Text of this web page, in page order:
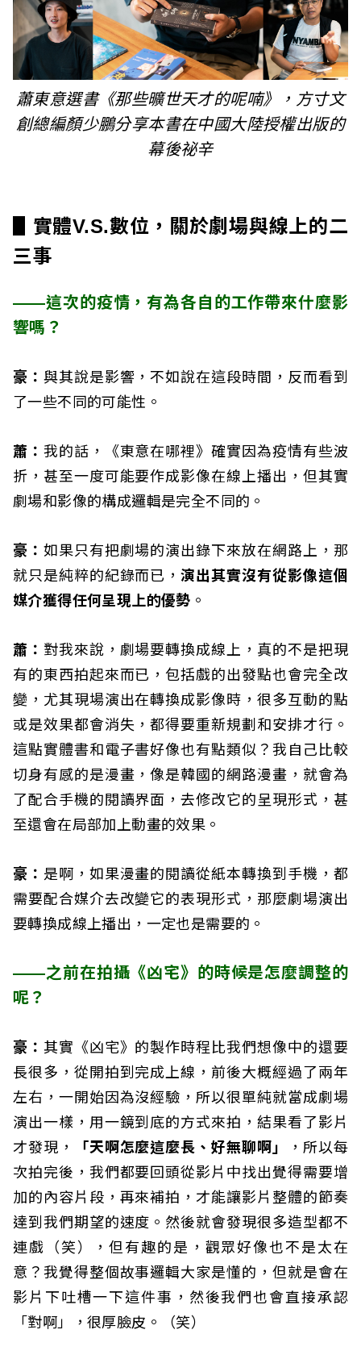
蕭東意選書《那些曠世天才的呢喃》，方寸文
創總編顏少鵬分享本書在中國大陸授權出版的
幕後祕辛
實體V.S.數位，關於劇場與線上的二
三事
——這次的疫情，有為各自的工作帶來什麼影
響嗎？
豪： 與其說是影響，不如說在這段時間，反而看到
了一些不同的可能性。
蕭： 我的話，《東意在哪裡》確實因為疫情有些波
折，甚至一度可能要作成影像在線上播出，但其實
劇場和影像的構成邏輯是完全不同的。
豪： 如果只有把劇場的演出錄下來放在網路上，那
就只是純粹的紀錄而已，演出其實沒有從影像這個
媒介獲得任何呈現上的優勢 。
蕭： 對我來說，劇場要轉換成線上，真的不是把現
有的東西拍起來而已，包括戲的出發點也會完全改
變，尤其現場演出在轉換成影像時，很多互動的點
或是效果都會消失，都得要重新規劃和安排才行。
這點實體書和電子書好像也有點類似？我自己比較
切身有感的是漫畫，像是韓國的網路漫畫，就會為
了配合手機的閱讀界面，去修改它的呈現形式，甚
至還會在局部加上動畫的效果。
豪： 是啊，如果漫畫的閱讀從紙本轉換到手機，都
需要配合媒介去改變它的表現形式，那麼劇場演出
要轉換成線上播出，一定也是需要的。
——之前在拍攝《凶宅》的時候是怎麼調整的
呢？
豪： 其實《凶宅》的製作時程比我們想像中的還要
長很多，從開拍到完成上線，前後大概經過了兩年
左右，一開始因為沒經驗，所以很單純就當成劇場
演出一樣，用一鏡到底的方式來拍，結果看了影片
才發現，
「天啊怎麼這麼長、好無聊啊」
，所以每
次拍完後，我們都要回頭從影片中找出覺得需要增
加的內容片段，再來補拍，才能讓影片整體的節奏
達到我們期望的速度。然後就會發現很多造型都不
連戲（笑），但有趣的是，觀眾好像也不是太在
意？我覺得整個故事邏輯大家是懂的，但就是會在
影片下吐槽一下這件事，然後我們也會直接承認
「對啊」，很厚臉皮。（笑）